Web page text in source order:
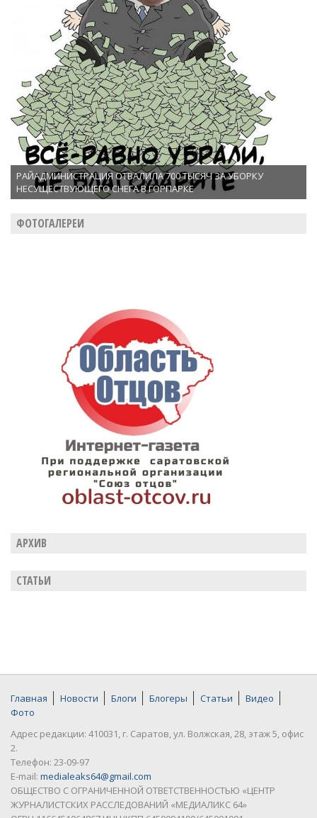
РАЙАДМИНИСТРАЦИЯ ОТВАЛИЛА 700 ТЫСЯЧ ЗА УБОРКУ
НЕСУЩЕСТВУЮЩЕГО СНЕГА В ГОРПАРКЕ
ФОТОГАЛЕРЕИ
АРХИВ
СТАТЬИ
Главная Новости Блоги Блогеры Статьи
Видео
Фото
Адрес редакции: 410031, г. Саратов, ул. Волжская, 28, этаж 5, офис
2.
Телефон: 23-09-97
E-mail: medialeaks64@gmail.com
ОБЩЕСТВО С ОГРАНИЧЕННОЙ ОТВЕТСТВЕННОСТЬЮ «ЦЕНТР
ЖУРНАЛИСТСКИХ РАССЛЕДОВАНИЙ «МЕДИАЛИКС 64»